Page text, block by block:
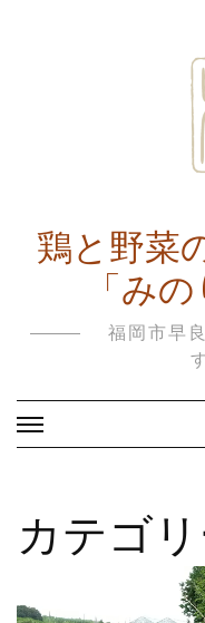
鶏と野菜
「み
福岡市早
カテゴ